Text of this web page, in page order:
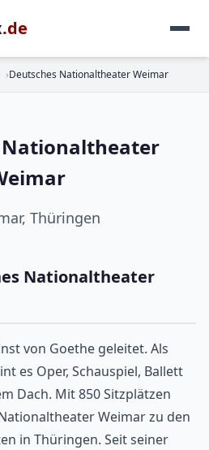
.de
Deutsches Nationaltheater Weimar
MEHRSPARTENHAUS
Nationaltheater
Thüringen
Nationaltheater
von Goethe geleitet. Als
es Oper, Schauspiel, Ballett
Dach. Mit 850 Sitzplätzen
Weimar zu den
in Thüringen. Seit seiner